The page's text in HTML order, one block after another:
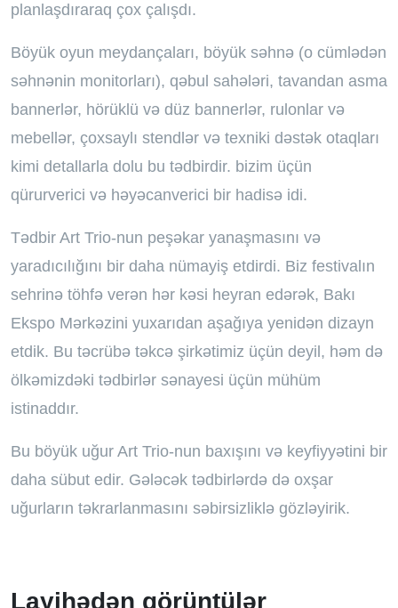
planlaşdıraraq çox çalışdı.
Böyük oyun meydançaları, böyük səhnə (o cümlədən
səhnənin monitorları), qəbul sahələri, tavandan asma
bannerlər, hörüklü və düz bannerlər, rulonlar və
mebellər, çoxsaylı stendlər və texniki dəstək otaqları
kimi detallarla dolu bu tədbirdir. bizim üçün
qürurverici və həyəcanverici bir hadisə idi.
Tədbir Art Trio-nun peşəkar yanaşmasını və
yaradıcılığını bir daha nümayiş etdirdi. Biz festivalın
sehrinə töhfə verən hər kəsi heyran edərək, Bakı
Ekspo Mərkəzini yuxarıdan aşağıya yenidən dizayn
etdik. Bu təcrübə təkcə şirkətimiz üçün deyil, həm də
ölkəmizdəki tədbirlər sənayesi üçün mühüm
istinaddır.
Bu böyük uğur Art Trio-nun baxışını və keyfiyyətini bir
daha sübut edir. Gələcək tədbirlərdə də oxşar
uğurların təkrarlanmasını səbirsizliklə gözləyirik.
Layihədən görüntülər